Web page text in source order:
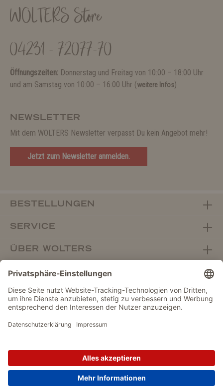
WOLTERS Store
04231 - 72077-70
Öffnungszeiten: Donnerstag und Freitag von 10:00 – 18:00 Uhr
und am Samstag von 10:00 – 16:00 Uhr (weitere Infos)
NEWSLETTER
Mit dem WOLTERS Newsletter verpasst Du kein Angebot mehr!
Jetzt zum Newsletter anmelden.
BESTELLUNGEN
SERVICE
ÜBER WOLTERS
FACHHANDEL
Vertrag widerrufen
IMPRESSUM